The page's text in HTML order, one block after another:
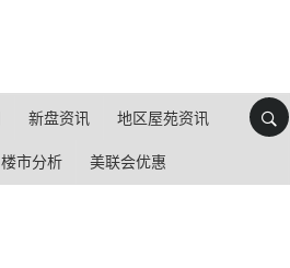
新盘资讯 地区屋苑资讯
楼市分析 美联会优惠